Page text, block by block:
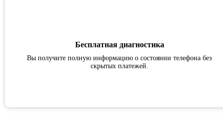
Бесплатная диагностика
Вы получите полную информацию о состоянии телефона без
скрытых платежей.